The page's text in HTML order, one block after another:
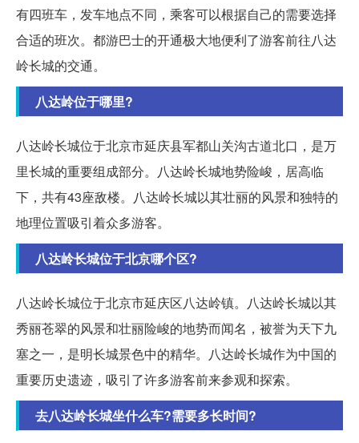
有四班车，发车地点不同，乘客可以根据自己的需要选择
合适的班次。都游巴士的开通极大地便利了游客前往八达
岭长城的交通。
八达岭位于哪里?
八达岭长城位于北京市延庆县军都山关沟古道北口，是万
里长城的重要组成部分。八达岭长城地势险峻，居高临
下，共有43座敌楼。八达岭长城以其壮丽的风景和独特的
地理位置吸引着众多游客。
八达岭长城位于北京哪个区?
八达岭长城位于北京市延庆区八达岭镇。八达岭长城以其
秀丽苍翠的风景和壮丽险峻的地势而闻名，被誉为天下九
塞之一，是明长城景色中的精华。八达岭长城作为中国的
重要历史遗迹，吸引了许多游客前来参观和探索。
去八达岭长城坐什么车?需要多长时间?